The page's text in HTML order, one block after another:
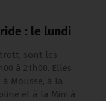
: le lundi
sont les
à 21h00. Elles
Mousse, à la
et à la Mini à